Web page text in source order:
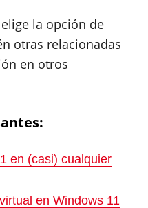
la opción de
otras relacionadas
en otros
en (casi) cualquier
en Windows 11